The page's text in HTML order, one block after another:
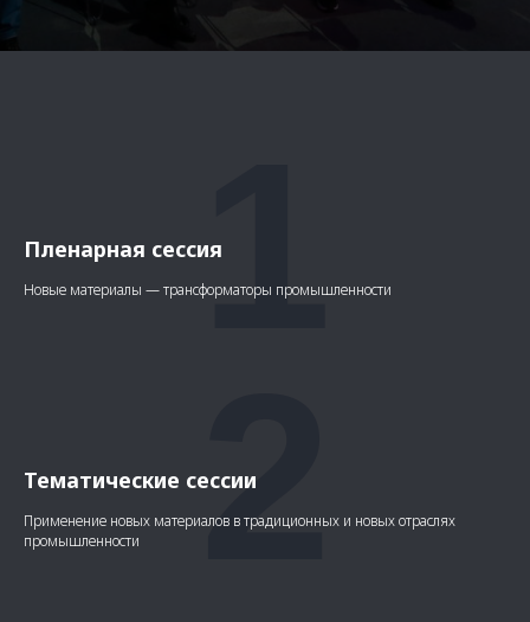
Пленарная сессия
Новые материалы — трансформаторы промышленности
1
Тематические сессии
Применение новых материалов в традиционных и новых отраслях
промышленности
2